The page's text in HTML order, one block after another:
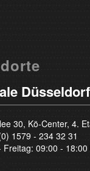
Düsseldorf
30, Kö-Center, 4.
1579 - 234 32 31
Freitag: 09:00 -